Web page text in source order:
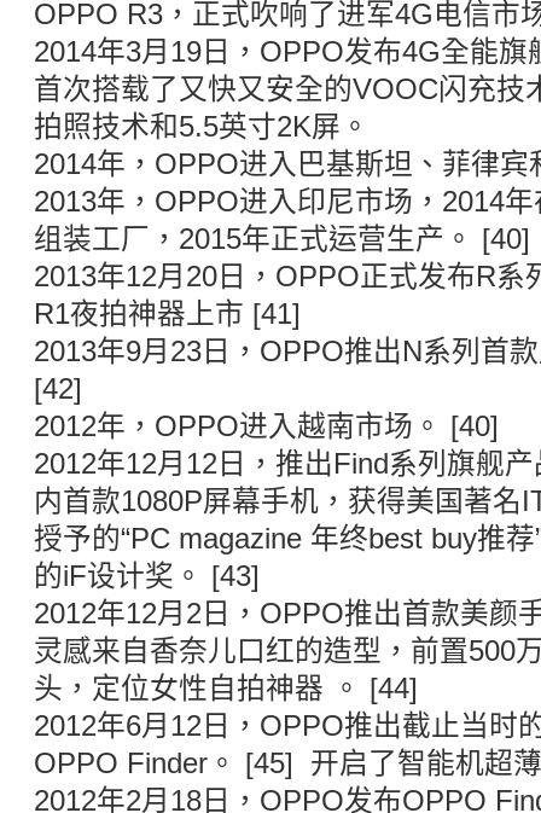
OPPO R3，正式吹响了进军4G电信市
2014年3月19日，OPPO发布4G全能
首次搭载了又快又安全的VOOC闪充技
拍照技术和5.5英寸2K屏。
2014年，OPPO进入巴基斯坦、菲律
2013年，OPPO进入印尼市场，2014
组装工厂，2015年正式运营生产。 [40]
2013年12月20日，OPPO正式发布R
R1夜拍神器上市 [41]
2013年9月23日，OPPO推出N系列首
[42]
2012年，OPPO进入越南市场。 [40]
2012年12月12日，推出Find系列旗舰
内首款1080P屏幕手机，获得美国著名
授予的“PC magazine 年终best buy推荐
的iF设计奖。 [43]
2012年12月2日，OPPO推出首款美颜
灵感来自香奈儿口红的造型，前置500
头，定位女性自拍神器 。 [44]
2012年6月12日，OPPO推出截止当
OPPO Finder。 [45] 开启了智能机超
2012年2月18日，OPPO发布OPPO